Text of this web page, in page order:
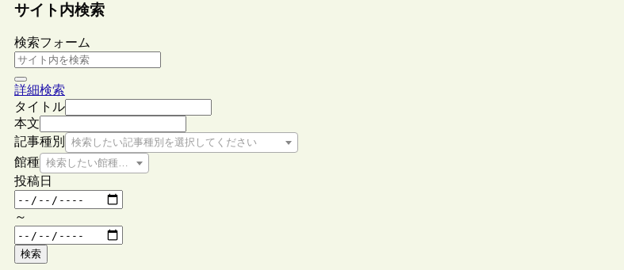
サイト内検索
検索フォーム
詳細検索
タイトル
本文
記事種別
検索したい記事種別を選択してください
館種 検索したい館種を選択してください
投稿日
～
検索